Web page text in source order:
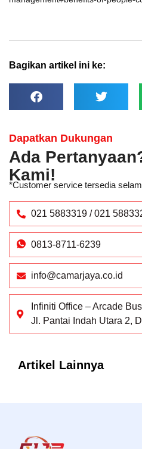
Bagikan artikel ini ke:
Dapatkan Dukungan
Ada
Kami!
*Customer service tersedia
021 5883319 / 021
0813-8711-6239
info@camarjaya.co.id
Infiniti Office – Arcade
Jl. Pantai Indah Utara 2,
Artikel Lainnya